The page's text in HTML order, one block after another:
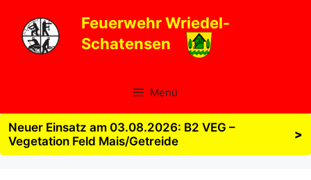
Inhalt
springen
Feuerwehr Wriedel-
Schatensen
Menü
Neuer Einsatz am 03.08.2026: B2 VEG –
Vegetation Feld Mais/Getreide
>